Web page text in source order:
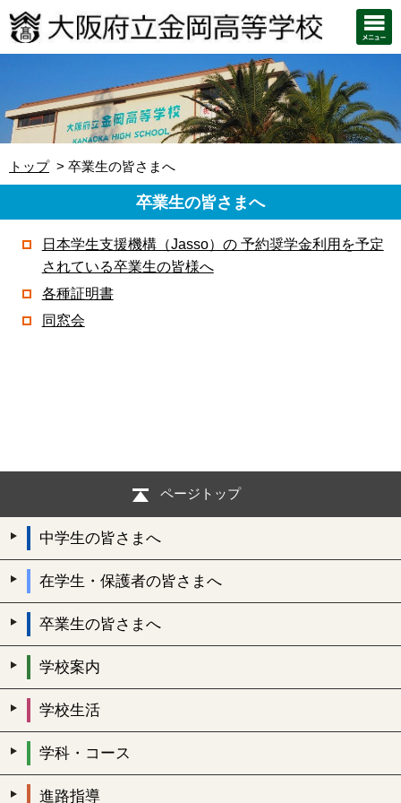
トップ 卒業生の皆さまへ
卒業生の皆さまへ
日本学生支援機構（Jasso）の 予約奨学金利用を予定
されている卒業生の皆様へ
各種証明書
同窓会
ページトップ
中学生の皆さまへ
在学生・保護者の皆さまへ
卒業生の皆さまへ
学校案内
学校生活
学科・コース
進路指導